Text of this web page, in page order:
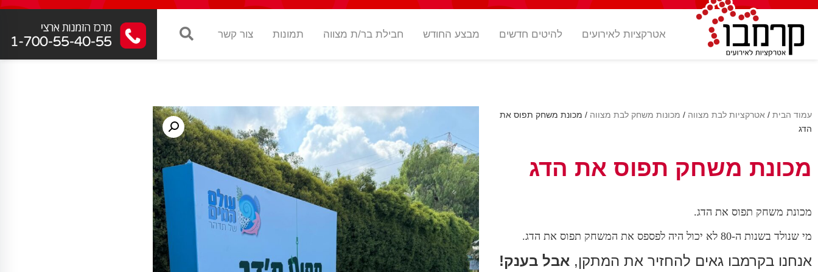
אטרקציות לאירועים להיטים חדשים מבצע החודש חבילת בר/ת מצווה תמונות צור קשר
עמוד הבית / אטרקציות לבת מצווה / מכונות משחק לבת מצווה / מכונת משחק תפוס את
הדג
מכונת משחק תפוס את הדג
מכונת משחק תפוס את הדג.
מי שנולד בשנות ה-80 לא יכול היה לפספס את המשחק תפוס את הדג.
אנחנו בקרמבו גאים להחזיר את המתקן, אבל בענק!